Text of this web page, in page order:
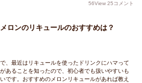
56View 25コメント
ロンのリキュールのおすすめは？
、最近はリキュールを使ったドリンクにハマって
あることを知ったので、初心者でも扱いやすいも
です。おすすめのメロンリキュールがあれば教え